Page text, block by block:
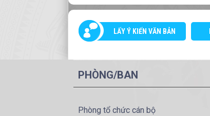
LẤY Ý KIẾN VĂN BẢN
PHÒNG/BAN
Phòng tổ chức cán bộ